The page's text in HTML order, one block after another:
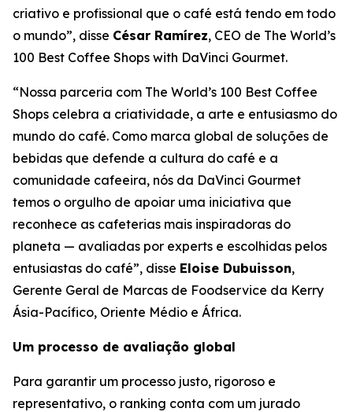
criativo e profissional que o café está tendo em todo
o mundo”, disse César Ramírez, CEO de The World’s
100 Best Coffee Shops with DaVinci Gourmet.
“Nossa parceria com The World’s 100 Best Coffee
Shops celebra a criatividade, a arte e entusiasmo do
mundo do café. Como marca global de soluções de
bebidas que defende a cultura do café e a
comunidade cafeeira, nós da DaVinci Gourmet
temos o orgulho de apoiar uma iniciativa que
reconhece as cafeterias mais inspiradoras do
planeta — avaliadas por experts e escolhidas pelos
entusiastas do café”, disse Eloise Dubuisson,
Gerente Geral de Marcas de Foodservice da Kerry
Ásia-Pacífico, Oriente Médio e África.
Um processo de avaliação global
Para garantir um processo justo, rigoroso e
representativo, o ranking conta com um jurado